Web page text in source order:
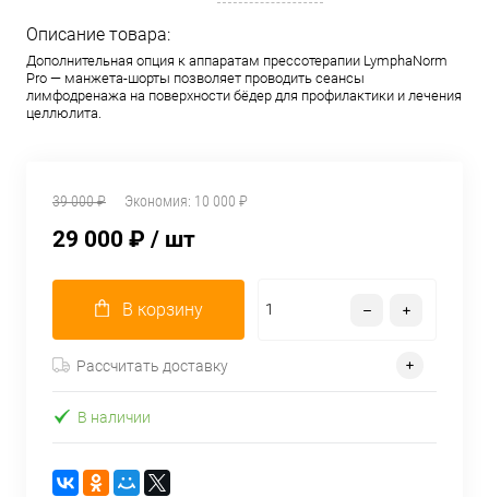
Описание товара:
Дополнительная опция к аппаратам прессотерапии LymphaNorm
Pro — манжета-шорты позволяет проводить сеансы
лимфодренажа на поверхности бёдер для профилактики и лечения
целлюлита.
39 000 ₽ Экономия: 10 000 ₽
29 000 ₽ / шт
В корзину
Рассчитать доставку
В наличии